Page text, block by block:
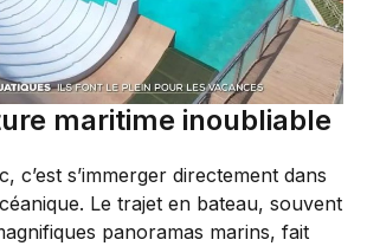
maritime inoubliable
c’est s’immerger directement dans
Le trajet en bateau, souvent
panoramas marins, fait